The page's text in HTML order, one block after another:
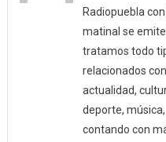
Radiopuebla
matinal se
tratamos todo
relacionados
actualidad,
deporte,
contando con